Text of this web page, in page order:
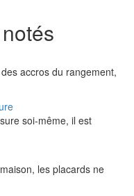
accros du rangement,
soi-même, il est
les placards ne